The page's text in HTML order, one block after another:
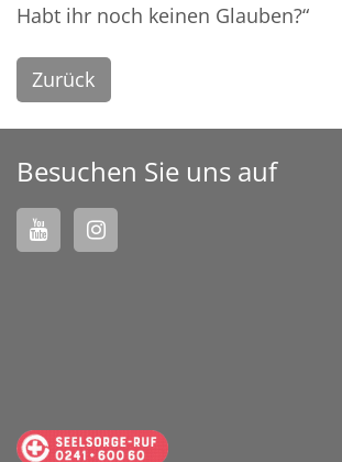
Habt ihr noch keinen Glauben?“
Zurück
Besuchen Sie uns auf